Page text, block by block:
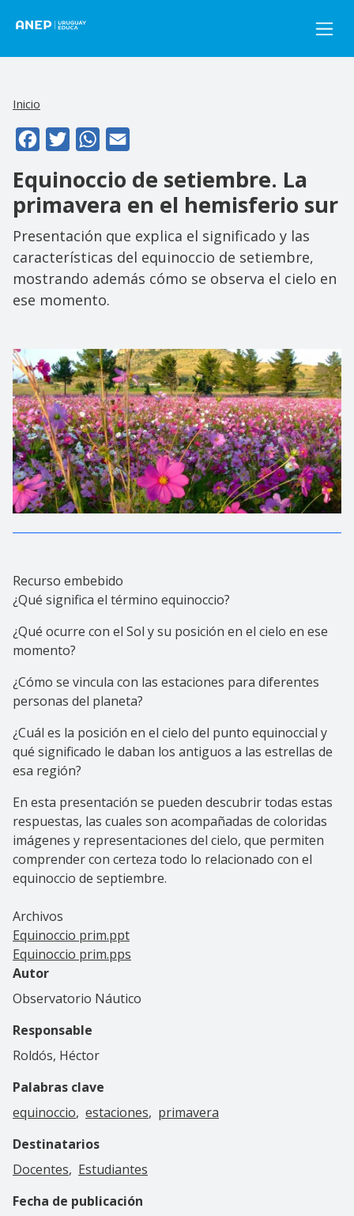
Inicio
FacebookTwitterWhatsApp
Equinoccio de setiembre. La
primavera en el hemisferio sur
Presentación que explica el significado y las
características del equinoccio de setiembre,
mostrando además cómo se observa el cielo en
ese momento.
Recurso embebido
¿Qué significa el término equinoccio?
¿Qué ocurre con el Sol y su posición en el cielo en ese
momento?
¿Cómo se vincula con las estaciones para diferentes
personas del planeta?
¿Cuál es la posición en el cielo del punto equinoccial y
qué significado le daban los antiguos a las estrellas de
esa región?
En esta presentación se pueden descubrir todas estas
respuestas, las cuales son acompañadas de coloridas
imágenes y representaciones del cielo, que permiten
comprender con certeza todo lo relacionado con el
equinoccio de septiembre.
Archivos
Equinoccio prim.ppt
Equinoccio prim.pps
Autor
Observatorio Náutico
Responsable
Roldós, Héctor
Palabras clave
equinoccio estaciones
primavera
Destinatarios
Docentes
Estudiantes
Fecha de publicación